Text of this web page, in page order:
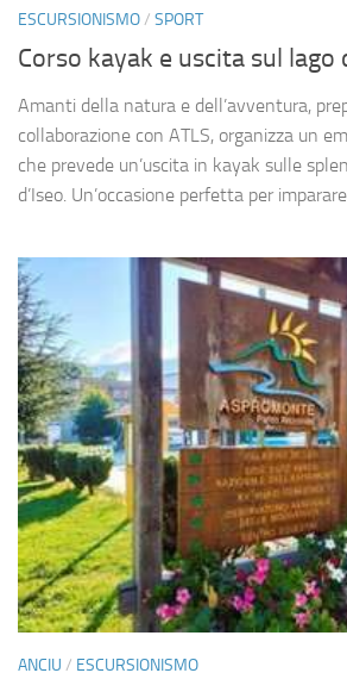
ESCURSIONISMO/ SPORT
Corso kayak e uscita sul lago
Amanti della natura e dell’avventura,
collaborazione con ATLS, organizza un
che prevede un’uscita in kayak sulle
d’Iseo. Un’occasione perfetta per
ANCIU / ESCURSIONISMO